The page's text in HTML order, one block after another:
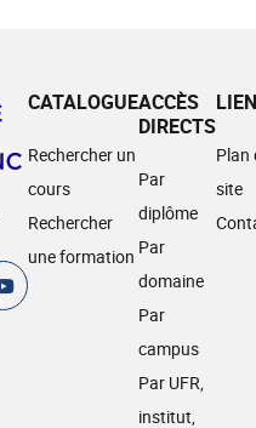
CATALOGUE
Rechercher un
cours
Rechercher
une formation
ACCÈS
DIRECTS
Par
diplôme
Par
domaine
Par
campus
Par UFR,
institut,
Plan
site